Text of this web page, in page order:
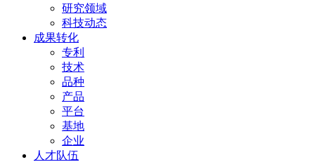
研究领域
科技动态
成果转化
专利
技术
品种
产品
平台
基地
企业
人才队伍